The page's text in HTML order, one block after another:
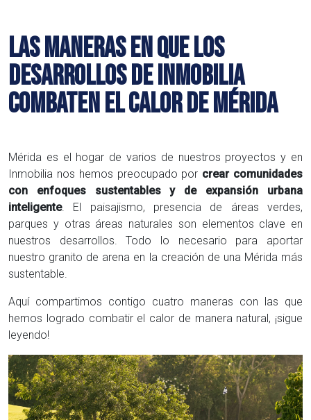
LAS MANERAS EN QUE LOS
DESARROLLOS DE INMOBILIA
COMBATEN EL CALOR DE MÉRIDA
Mérida es el hogar de varios de nuestros proyectos y en
Inmobilia nos hemos preocupado por crear comunidades
con enfoques sustentables y de expansión urbana
inteligente. El paisajismo, presencia de áreas verdes,
parques y otras áreas naturales son elementos clave en
nuestros desarrollos. Todo lo necesario para aportar
nuestro granito de arena en la creación de una Mérida más
sustentable.
Aquí compartimos contigo cuatro maneras con las que
hemos logrado combatir el calor de manera natural, ¡sigue
leyendo!